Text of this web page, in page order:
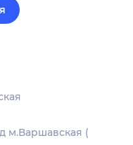
м.Варшавская (